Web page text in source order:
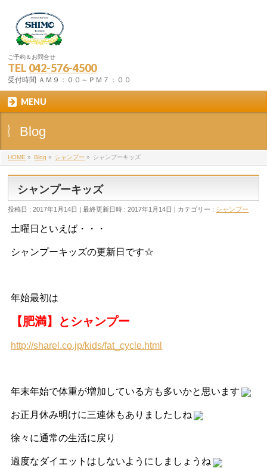
ご予約＆お問合せ
TEL 042-576-4500
受付時間 ＡＭ９：００～ＰＭ７：００
MENU
Blog
HOME » Blog » シャンプー » シャンプーキッズ
シャンプーキッズ
投稿日 : 2017年1月14日 最終更新日時 : 2017年1月14日 カテゴリー : シャンプー
土曜日といえば・・・
シャンプーキッズの更新日です☆
年始最初は
【肥満】とシャンプー
http://sharel.co.jp/kids/fat_cycle.html
年末年始で体重が増加している方も多いかと思います
お正月休み明けに三連休もありましたしね
徐々に通常の生活に戻り
過度なダイエットはしないようにしましょうね